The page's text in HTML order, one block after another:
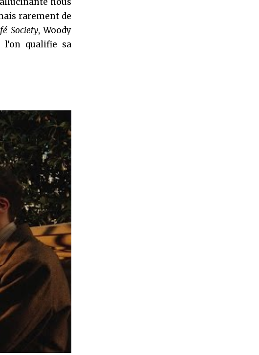
rarement de
Society, Woody
qualifie sa